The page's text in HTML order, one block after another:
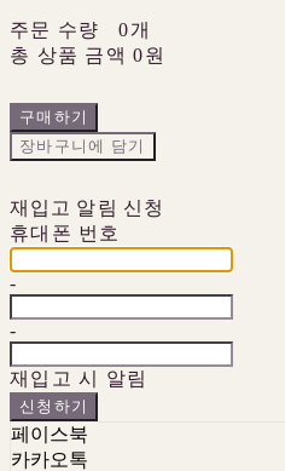
주문 수량
0개
총 상품 금액 0원
구매하기
장바구니에 담기
재입고 알림 신청
휴대폰 번호
-
-
재입고 시 알림
신청하기
페이스북
카카오톡